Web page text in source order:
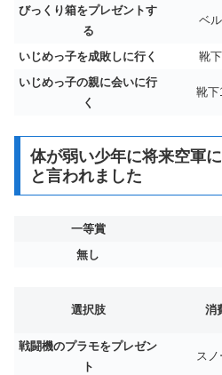
びっくり箱をプレゼントす
る
ベ
いじめっ子を成敗しに行く 靴
いじめっ子の親に会いに行
く
靴下
体が弱い少年に将来空軍
と言われました
一等賞
無し
選択肢 消
戦闘機のプラモをプレゼン
ト
スノ